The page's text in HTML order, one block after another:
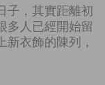
子，其實距離初
多人已經開始留
衣飾的陳列，